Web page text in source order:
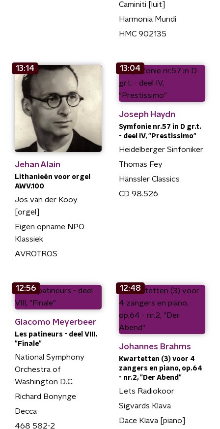
Caminiti [luit]
Harmonia Mundi
HMC 902135
13:14
Jehan Alain
Lithanieën voor orgel
AWV.100
Jos van der Kooy
[orgel]
Eigen opname NPO
Klassiek
AVROTROS
13:04
Joseph Haydn
Symfonie nr.57 in D gr.t.
- deel IV, "Prestissimo"
Heidelberger Sinfoniker
Thomas Fey
Hänssler Classics
CD 98.526
12:56
Giacomo Meyerbeer
Les patineurs - deel VIII,
"Finale"
National Symphony
Orchestra of
Washington D.C.
Richard Bonynge
Decca
468 582-2
12:48
Johannes Brahms
Kwartetten (3) voor 4
zangers en piano, op.64
- nr.2, "Der Abend"
Lets Radiokoor
Sigvards Klava
Dace Klava [piano]